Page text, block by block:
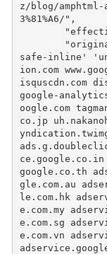
z/blog/amphtml-
3%81%A6/" ,
safe-inline'
ion.com
isquscdn.com
google-
oogle.com
co.jp
google.co.th
gle.com.au
le.com.hk
e.com.my
e.com.sg
e.com.vn